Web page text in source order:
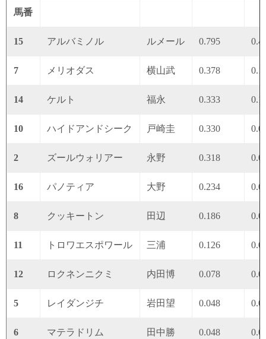
馬番
15 アルバミノル ルメール 0.795
7 メリオダス 横山武 0.378
14 ケルト 福永 0.333
10 ハイドアンドシーク 戸崎圭 0.330
2 ズールウォリアー 永野 0.318
16 パノティア 大野 0.234
8 クッキートン 田辺 0.186
11 トロワエスポワール 三浦 0.126
12 ロクネンニクミ 内田博 0.078
5 レイダンジチ 岩田望 0.048
6 マテラドリム 田中勝 0.048